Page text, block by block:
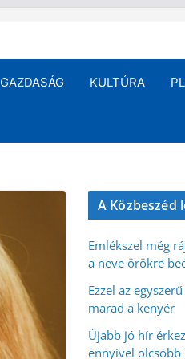
GAZDASÁG KULTÚRA
A Közbeszéd
Emlékszel még
a neve örökre
Ezzel az
marad a kenyér
Újabb jó hír
ennyivel olcsóbb